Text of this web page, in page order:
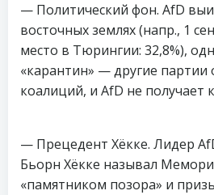
— Политический фон. AfD
восточных землях (напр., 1
место в Тюрингии: 32,8%),
«карантин» — другие партии
коалиций, и AfD не получает
— Прецедент Хёкке. Лидер
Бьорн Хёкке называл
«памятником позора» и